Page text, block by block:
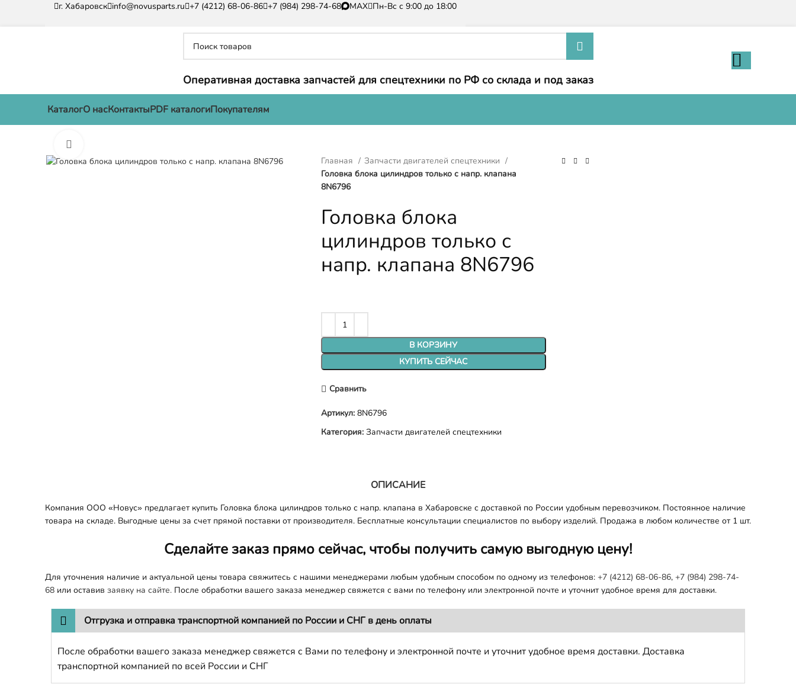
г. Хабаровск info@novusparts.ru +7 (4212) 68-06-86 +7 (984) 298-74-68 MAX Пн-Вс с 9:00 до 18:00
Оперативная доставка запчастей для спецтехники по РФ со склада и под заказ
КаталогО насКонтактыPDF каталогиПокупателям
Главная
Запчасти двигателей спецтехники
Головка блока цилиндров только с напр. клапана
8N6796
Головка блока
цилиндров только с
напр. клапана 8N6796
В КОРЗИНУ
КУПИТЬ СЕЙЧАС
Сравнить
Артикул:8N6796
Категория: Запчасти двигателей спецтехники
ОПИСАНИЕ
Компания ООО «Новус» предлагает купить Головка блока цилиндров только с напр. клапана в Хабаровске с доставкой по России удобным перевозчиком. Постоянное наличие
товара на складе. Выгодные цены за счет прямой поставки от производителя. Бесплатные консультации специалистов по выбору изделий. Продажа в любом количестве от 1 шт.
Сделайте заказ прямо сейчас, чтобы получить самую выгодную цену!
Для уточнения наличие и актуальной цены товара свяжитесь с нашими менеджерами любым удобным способом по одному из телефонов: +7 (4212) 68-06-86, +7 (984) 298-74-
68 или оставив заявку на сайте. После обработки вашего заказа менеджер свяжется с вами по телефону или электронной почте и уточнит удобное время для доставки.
Отгрузка и отправка транспортной компанией по России и СНГ в день оплаты
После обработки вашего заказа менеджер свяжется с Вами по телефону и электронной почте и уточнит удобное время доставки. Доставка
транспортной компанией по всей России и СНГ